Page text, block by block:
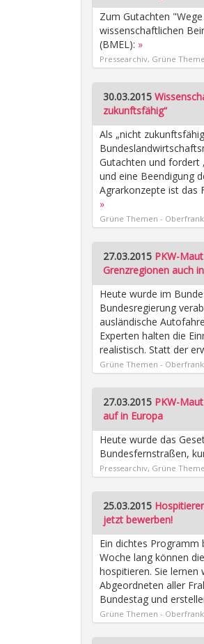
Zum Gutachten
wissenschaftlichen
(BMEL): »
Pressearchiv, Grüne
30.03.2015
zukunftsfähig“
Als „nicht
Gutachten und fordert
und eine Beendigung
Agrarkonzepte ist das
»
Grüne Themen -
27.03.2015 PKW-
Grenzregionen auch
Heute wurde im
Bundesregierung
ausländische
Experten halten die
realistisch. Statt der
Grüne Themen -
27.03.2015 PKW-
auf in Europa
Heute wurde das
Bundesfernstraßen,
Pressearchiv, Grüne
25.03.2015
jetzt bewerben!
Ein dichtes Programm
Woche lang können
hospitieren. Sie
Abgeordneten aller
Bundestag und
Grüne Themen -